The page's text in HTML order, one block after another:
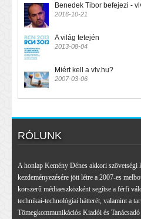
Benedek Tibor befejezi -
2016-10-21
A világ tetején
2013-08-04
Miért kell a vlv.hu?
2007-03-06
RÓLUNK
A honlap Kemény Dénes akkori
kezdeményezésére jött létre a 2007-es
korszerű médiaeszközként segítse a férfi
technikai-technológiai hátterét, valamint a
Tömegkommunikációs Kiadói és